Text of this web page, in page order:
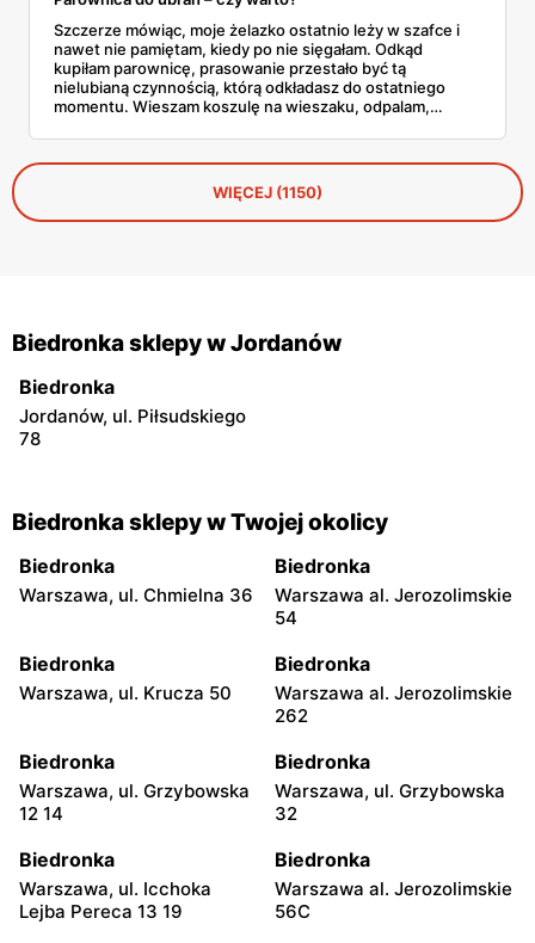
Szczerze mówiąc, moje żelazko ostatnio leży w szafce i
nawet nie pamiętam, kiedy po nie sięgałam. Odkąd
kupiłam parownicę, prasowanie przestało być tą
nielubianą czynnością, którą odkładasz do ostatniego
momentu. Wieszam koszulę na wieszaku, odpalam,
zaczyna się problem, bo parownic jest na rynku
zatrzęsienie, a nie każda robi to, co obiecuje producent.
WIĘCEJ (1150)
Biedronka sklepy w Jordanów
Biedronka
Jordanów, ul. Piłsudskiego
78
Biedronka sklepy w Twojej okolicy
Biedronka
Warszawa, ul. Chmielna 36
Biedronka
Warszawa al. Jerozolimskie
54
Biedronka
Warszawa, ul. Krucza 50
Biedronka
Warszawa al. Jerozolimskie
262
Biedronka
Warszawa, ul. Grzybowska
12 14
Biedronka
Warszawa, ul. Grzybowska
32
Biedronka
Warszawa, ul. Icchoka
Lejba Pereca 13 19
Biedronka
Warszawa al. Jerozolimskie
56C